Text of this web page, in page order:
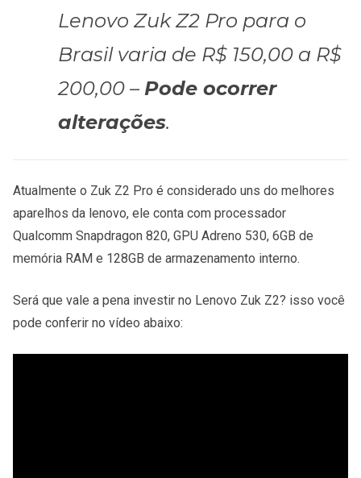
Lenovo Zuk Z2 Pro para o
Brasil varia de R$ 150,00 a R$
200,00 – Pode ocorrer
alterações.
Atualmente o Zuk Z2 Pro é considerado uns do melhores
aparelhos da lenovo, ele conta com processador
Qualcomm Snapdragon 820, GPU Adreno 530, 6GB de
memória RAM e 128GB de armazenamento interno.
Será que vale a pena investir no Lenovo Zuk Z2? isso você
pode conferir no vídeo abaixo: